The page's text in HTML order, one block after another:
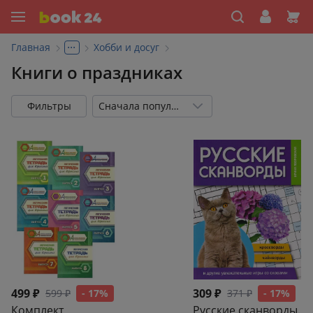
Главная ... Хобби и досуг
Книги о праздниках
Фильтры Сначала популярные
499 ₽ 599 ₽ - 17% 309 ₽ 371 ₽ - 17%